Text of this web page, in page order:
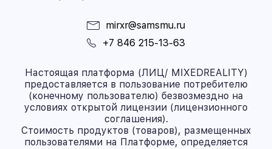
mirxr@samsmu.ru
+7 846 215-13-63
Настоящая платформа (ЛИЦ/ MIXEDREALITY)
предоставляется в пользование потребителю
(конечному пользователю) безвозмездно на
условиях открытой лицензии (лицензионного
соглашения).
Стоимость продуктов (товаров), размещенных
пользователями на Платформе, определяется